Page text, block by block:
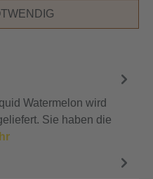
Watermelon wird
Sie haben die